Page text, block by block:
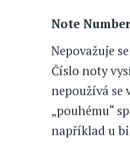
Note Number
Nepovažuje
Číslo noty
nepoužívá se
„pouhému“
například u